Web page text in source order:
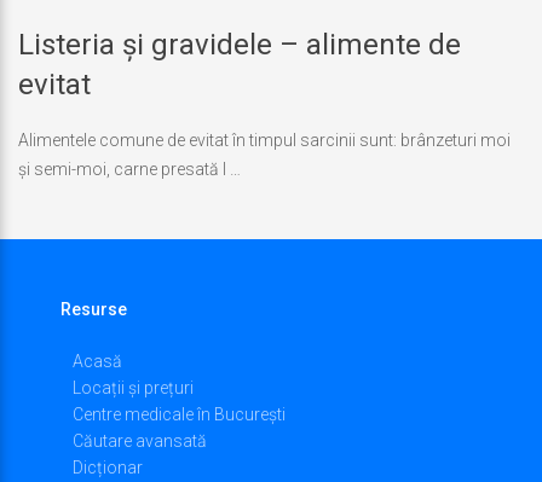
Ultima
actualizare
2018
Listeria și gravidele – alimente de
evitat
Alimentele comune de evitat în timpul sarcinii sunt: brânzeturi moi
și semi-moi, carne presată l …
Resurse
Acasă
Locații și prețuri
Centre medicale în București
Căutare avansată
Dicționar